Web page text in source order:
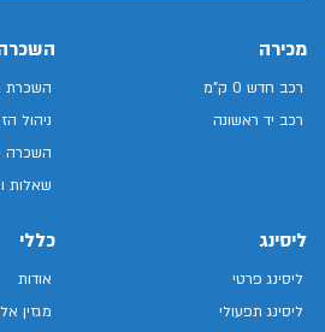
מכירה
רכב חדש 0 ק"מ
רכב יד ראשונה
השכרת
ניהול
השכרה
שאלות
ליסינג
ליסינג פרטי
ליסינג תפעולי
כללי
אודות
מגזין